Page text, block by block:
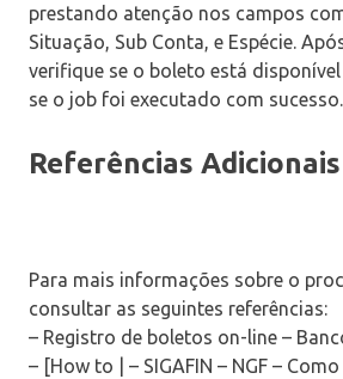
prestando atenção nos campos
Situação, Sub Conta, e Espécie.
verifique se o boleto está
se o job foi executado com sucesso.
Referências Adicionais
Para mais informações sobre o
consultar as seguintes referências:
– Registro de boletos on-line –
– [How to | – SIGAFIN – NGF –